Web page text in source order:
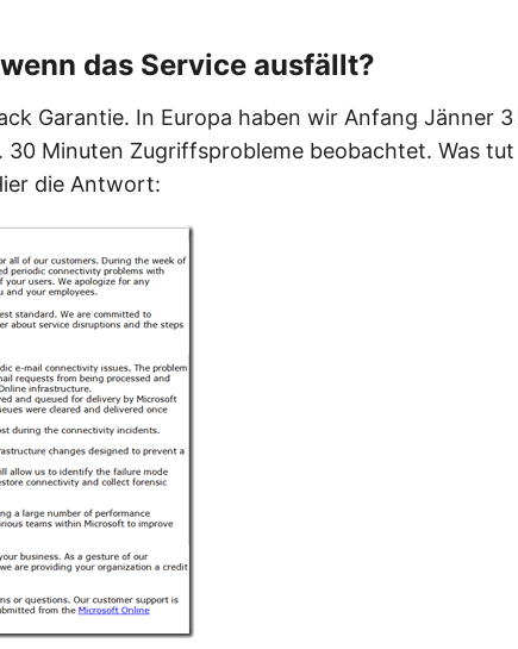
das Service ausfällt?
Garantie. In Europa haben wir Anfang Jänner 3
30 Minuten Zugriffsprobleme beobachtet. Was tut
die Antwort: